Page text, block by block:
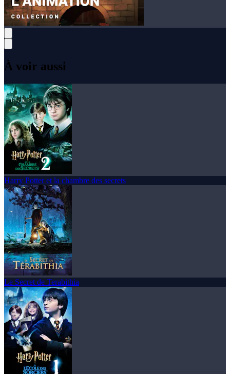
À voir aussi
Harry Potter et la chambre des secrets
Le Secret de Terabithia